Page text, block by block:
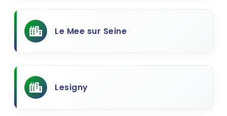
Le Mee sur Seine
Lesigny